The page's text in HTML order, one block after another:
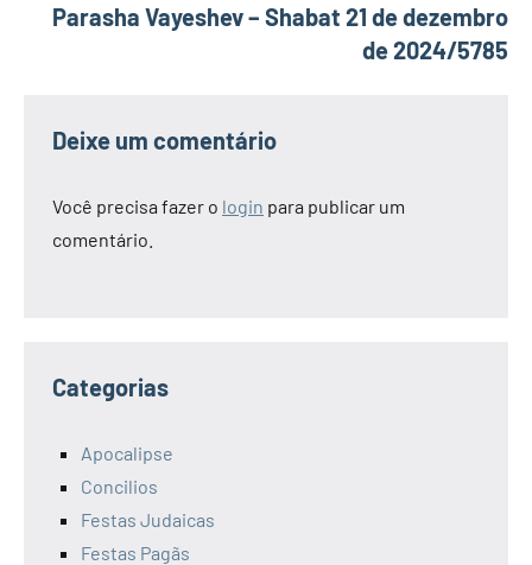
Parasha Vayeshev – Shabat 21 de dezembro
de 2024/5785
Deixe um comentário
Você precisa fazer o login para publicar um
comentário.
Categorias
Apocalipse
Concilios
Festas Judaicas
Festas Pagãs